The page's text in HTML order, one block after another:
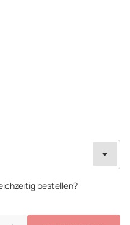
bestellen?